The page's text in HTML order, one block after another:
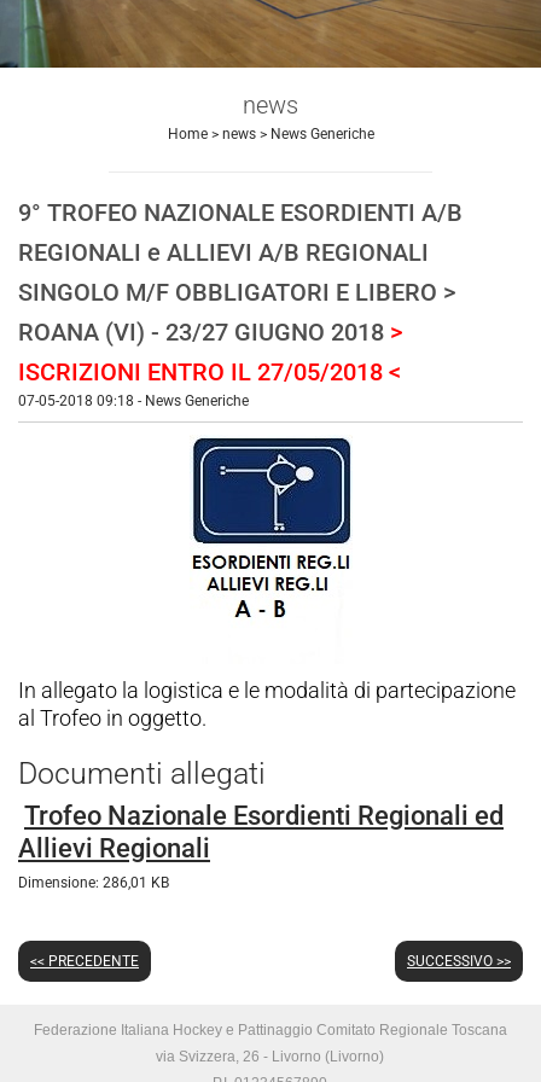
news
Home> news> News Generiche
9° TROFEO NAZIONALE ESORDIENTI A/B
REGIONALI e ALLIEVI A/B REGIONALI
SINGOLO M/F OBBLIGATORI E LIBERO >
ROANA (VI) - 23/27 GIUGNO 2018 >
ISCRIZIONI ENTRO IL 27/05/2018 <
07-05-2018 09:18 - News Generiche
In allegato la logistica e le modalità di partecipazione
al Trofeo in oggetto.
Documenti allegati
Trofeo Nazionale Esordienti Regionali ed
Allievi Regionali
Dimensione: 286,01 KB
<< PRECEDENTE SUCCESSIVO >>
Federazione Italiana Hockey e Pattinaggio Comitato Regionale Toscana
via Svizzera, 26 - Livorno (Livorno)